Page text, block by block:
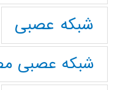
شبکه عصبی
شبکه عصبی